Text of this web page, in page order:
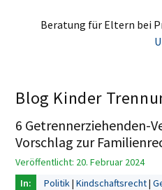
Beratung für Eltern bei
Blog Kinder
6 Getrennerziehenden-
Vorschlag zur
Veröffentlicht: 20. Februar 2024
Politik Kindschaftsrecht